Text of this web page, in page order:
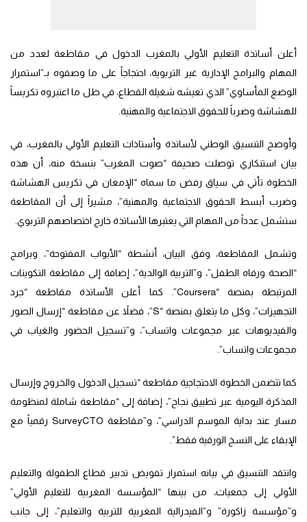
أعلن أساتذة التعليم الأولي بالمغرب الدخول في مقاطعة لعدد من
المهام والبرامج الإدارية غير التربوية، احتجاجاً على ما وصفوه بـ”استمرار
الوضع المأساوي” الذي تعيشه شغيلة القطاع، في ظل ما اعتبروه تكريساً
للهشاشة وضرباً للحقوق الاجتماعية والمهنية.
وأوضح التنسيق الوطني لأساتذة وأستاذات التعليم الأولي بالمغرب، في
بيان استنكاري توصلت صحيفة “صوت المغرب” بنسخة منه، أن هذه
الخطوة تأتي في سياق رفض ما سماه “الإمعان في تكريس الهشاشة
وضرب أبسط الحقوق الاجتماعية والمهنية”، مشيراً إلى أن المقاطعة
ستشمل عدداً من المهام التي يعتبرها الأساتذة خارج اختصاصهم التربوي.
وتشمل المقاطعة، وفق البيان، أنشطة “الأبواب المفتوحة”، وبرامج
“الصحة ورفاه الطفل”، و”التربية الوالدية”، إضافة إلى مقاطعة التكوينات
المرتبطة بمنصة “Coursera”. كما أعلن الأساتذة مقاطعة “جرد
التجهيزات”، وكل ما يتعلق بمنصة “S”، فضلاً عن مقاطعة “إرسال الصور
والفيديوهات عبر مجموعات واتساب”، و”تسجيل الحضور والغياب في
مجموعات واتساب”.
كما تتضمن الخطوة الاحتجاجية مقاطعة “تسجيل الدخول والخروج وإرسال
المذكرة اليومية عبر تطبيق نجاح”، إضافة إلى “مقاطعة شاملة لمنظومة
مسار عند بداية الموسم الدراسي”، و”مقاطعة SurveyCTO رقمياً مع
الإبقاء على النسخ الورقية فقط”.
وانتقد التنسيق في بيانه استمرار تفويض تدبير قطاع الطفولة والتعليم
الأولي إلى جمعيات، من بينها “المؤسسة المغربية للتعليم الأولي”
و”مؤسسة زاكورة” و”الفيدرالية المغربية للتربية والتعليم”، إلى جانب